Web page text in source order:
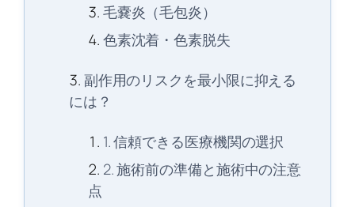
毛嚢炎（毛包炎）
色素沈着・色素脱失
副作用のリスクを最小限に抑える
には？
1. 信頼できる医療機関の選択
2. 施術前の準備と施術中の注意
点